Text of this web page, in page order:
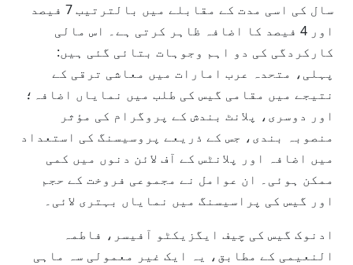
سال کی اسی مدت کے مقابلے میں بالترتیب 7 فیصد
اور 4 فیصد کا اضافہ ظاہر کرتی ہے۔ اس مالی
کارکردگی کی دو اہم وجوہات بتائی گئی ہیں:
پہلی، متحدہ عرب امارات میں معاشی ترقی کے
نتیجے میں مقامی گیس کی طلب میں نمایاں اضافہ؛
اور دوسری، پلانٹ بندش کے پروگرام کی مؤثر
منصوبہ بندی، جس کے ذریعے پروسیسنگ کی استعداد
میں اضافہ اور پلانٹس کے آف لائن دنوں میں کمی
ممکن ہوئی۔ ان عوامل نے مجموعی فروخت کے حجم
اور گیس کی پراسیسنگ میں نمایاں بہتری لائی۔
ادنوک گیس کی چیف ایگزیکٹو آفیسر، فاطمہ
النعیمی کے مطابق، یہ ایک غیر معمولی سہ ماہی